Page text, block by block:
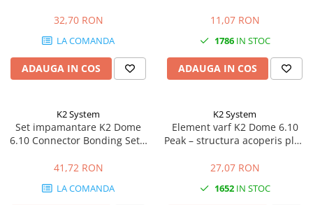
fotovoltaice
32,70 RON
LA COMANDA
ADAUGA IN COS
11,07 RON
1786IN STOC
ADAUGA IN COS
K2 System
Set impamantare K2 Dome
6.10 Connector Bonding Set –
6
41,72 RON
LA COMANDA
K2 System
Element varf K2 Dome 6.10
Peak – structura acoperis plat,
27,07 RON
1652IN STOC